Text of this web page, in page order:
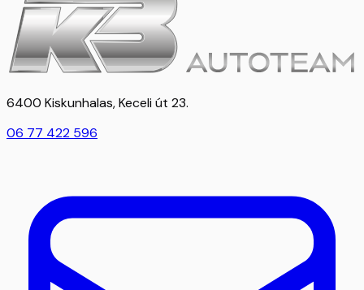
6400 Kiskunhalas, Keceli út 23.
06 77 422 596